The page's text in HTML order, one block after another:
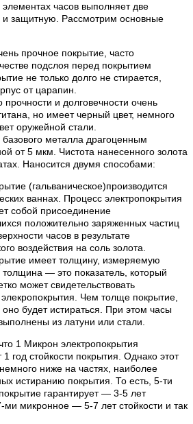
часов выполняет две
и защитную. Рассмотрим основные
прочное покрытие, часто
подслоя перед покрытием
не только долго не стирается,
от царапин.
и долговечности очень
но имеет черный цвет, немного
оружейной стали.
металла драгоценным
от 5 мкм. Чистота нанесенного золота
Наносится двумя способами:
(гальваническое)производится
ваннах. Процесс электропокрытия
собой присоединение
положительно заряженных частиц
часов в результате
воздействия на соль золота.
имеет толщину, измеряемую
толщина — это показатель, который
может свидетельствовать
элекропокрытия. Чем толще покрытие,
будет истираться. При этом часы
из латуни или стали.
1 Микрон электропокрытия
1 год стойкости покрытия. Однако этот
ниже на частях, наиболее
истиранию покрытия. То есть, 5-ти
гарантирует — 3-5 лет
ми микронное — 5-7 лет стойкости и так